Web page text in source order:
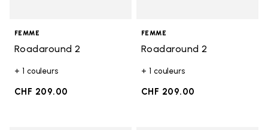
FEMME
Roadaround 2
+ 1 couleurs
CHF 209.00
FEMME
Roadaround 2
+ 1 couleurs
CHF 209.00